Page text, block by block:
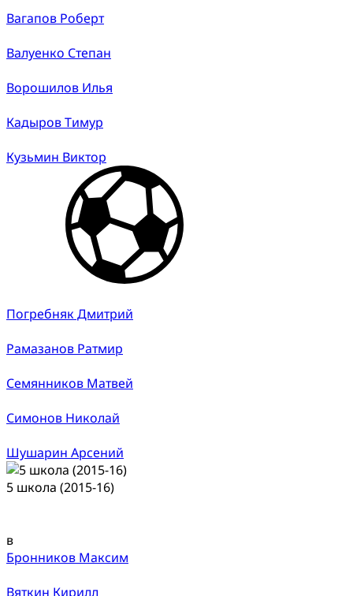
Вагапов Роберт
Валуенко Степан
Ворошилов Илья
Кадыров Тимур
Кузьмин Виктор
Погребняк Дмитрий
Рамазанов Ратмир
Семянников Матвей
Симонов Николай
Шушарин Арсений
5 школа (2015-16)
в
Бронников Максим
Вяткин Кирилл